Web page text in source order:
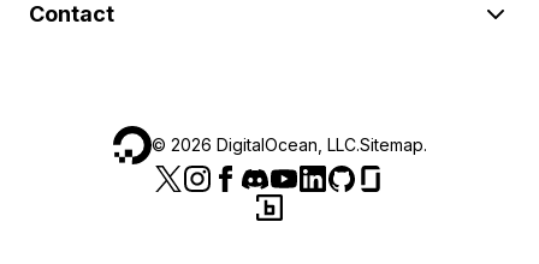
Contact
© 2026 DigitalOcean, LLC.Sitemap.